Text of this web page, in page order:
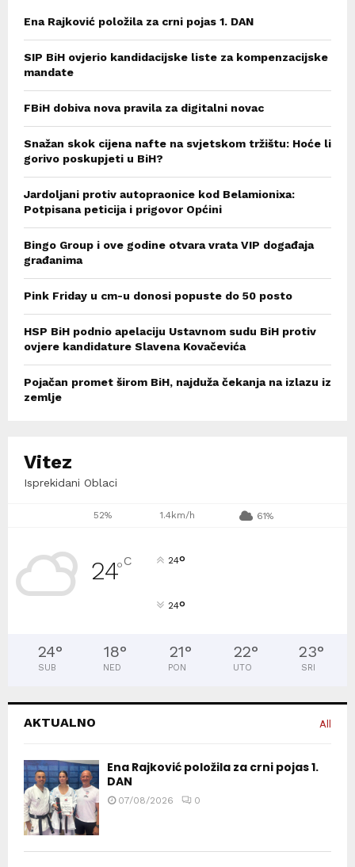
Ena Rajković položila za crni pojas 1. DAN
SIP BiH ovjerio kandidacijske liste za kompenzacijske
mandate
FBiH dobiva nova pravila za digitalni novac
Snažan skok cijena nafte na svjetskom tržištu: Hoće li
gorivo poskupjeti u BiH?
Jardoljani protiv autopraonice kod Belamionixa:
Potpisana peticija i prigovor Općini
Bingo Group i ove godine otvara vrata VIP događaja
građanima
Pink Friday u cm-u donosi popuste do 50 posto
HSP BiH podnio apelaciju Ustavnom sudu BiH protiv
ovjere kandidature Slavena Kovačevića
Pojačan promet širom BiH, najduža čekanja na izlazu iz
zemlje
Vitez
Isprekidani Oblaci
52% 1.4km/h 61%
24°C 24°
24°
24°
SUB
18°
NED
21°
PON
22°
UTO
23°
SRI
AKTUALNO All
Ena Rajković položila za crni pojas 1.
DAN
07/08/2026 0